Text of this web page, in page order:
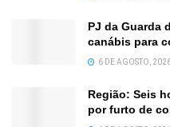
PJ da Guarda
canábis para
6 DE AGOSTO,
Região: Seis
por furto de